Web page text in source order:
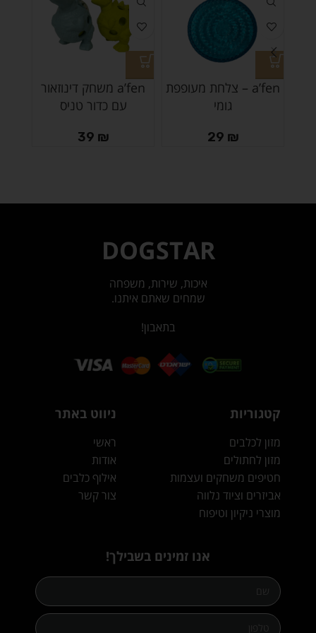
a’fen – צלחת מעופפת
גומי
29 ₪
a’fen משחק דינוזאור
עם כדור טניס
39 ₪
DOGSTAR
איכות, שירות, משפחה
שמחים שאתם איתנו.
בתאבון!
קטגוריות
מזון לכלבים
מזון לחתולים
חטיפים משחקים ועצמות
אביזרים וציוד נלווה
מוצרי ניקיון וטיפוח
ניווט באתר
ראשי
אודות
אילוף כלבים
צור קשר
אנו זמינים בשבילך!